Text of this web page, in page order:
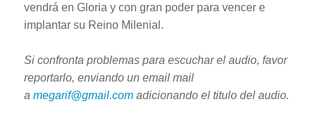
vendrá en Gloria y con gran poder para vencer e
implantar su Reino Milenial.
Si confronta problemas para escuchar el audio, favor
reportarlo, enviando un email mail
a megarif@gmail.com adicionando el titulo del audio.